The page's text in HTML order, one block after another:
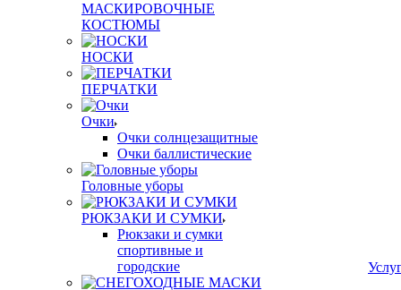
МАСКИРОВОЧНЫЕ
КОСТЮМЫ
НОСКИ
ПЕРЧАТКИ
Очки
Очки солнцезащитные
Очки баллистические
Головные уборы
РЮКЗАКИ И СУМКИ
Рюкзаки и сумки
спортивные и
городские